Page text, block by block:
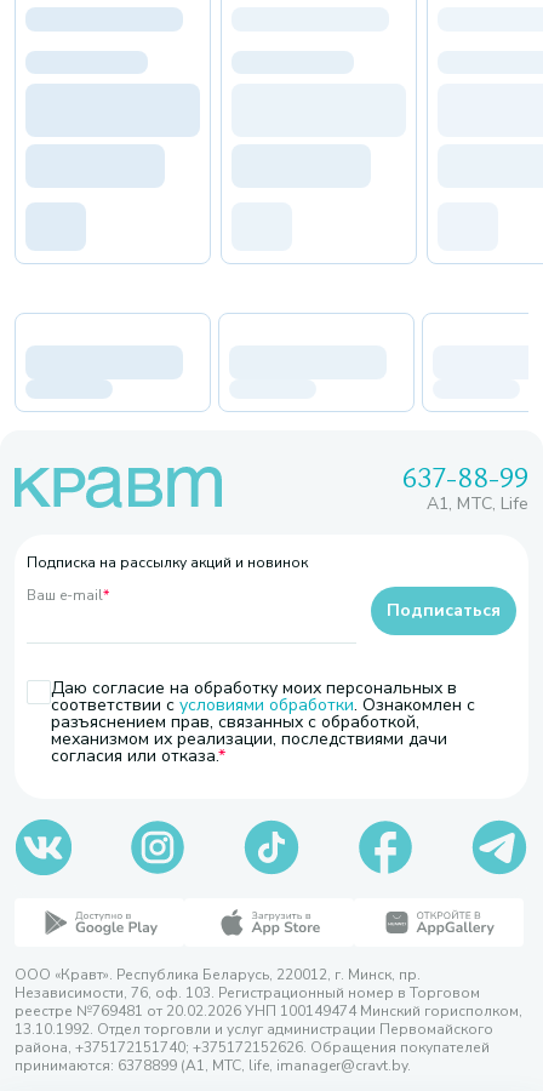
637-88-99
A1, МТС, Life
Подписка на рассылку акций и новинок
Ваш e-mail*
Даю согласие на обработку моих персональных в
соответствии с условиями обработки. Ознакомлен с
разъяснением прав, связанных с обработкой,
механизмом их реализации, последствиями дачи
согласия или отказа.
Подписаться
ООО «Кравт». Республика Беларусь, 220012, г. Минск, пр.
Независимости, 76, оф. 103. Регистрационный номер в Торговом
реестре №769481 от 20.02.2026 УНП 100149474 Минский горисполком,
13.10.1992. Отдел торговли и услуг администрации Первомайского
района, +375172151740; +375172152626. Обращения покупателей
принимаются: 6378899 (А1, МТС, life, imanager@cravt.by.